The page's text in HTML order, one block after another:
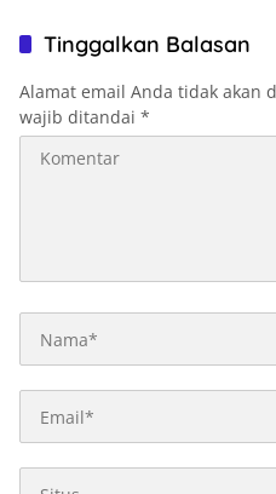
Tinggalkan Balasan
Alamat email Anda tidak akan
wajib ditandai *